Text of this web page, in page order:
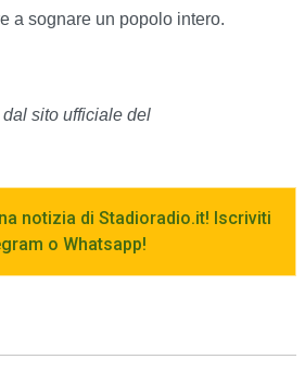
a sognare un popolo intero.
sito ufficiale del
notizia di Stadioradio.it! Iscriviti
o Whatsapp!